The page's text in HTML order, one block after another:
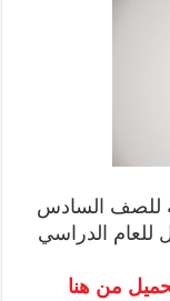
السادس